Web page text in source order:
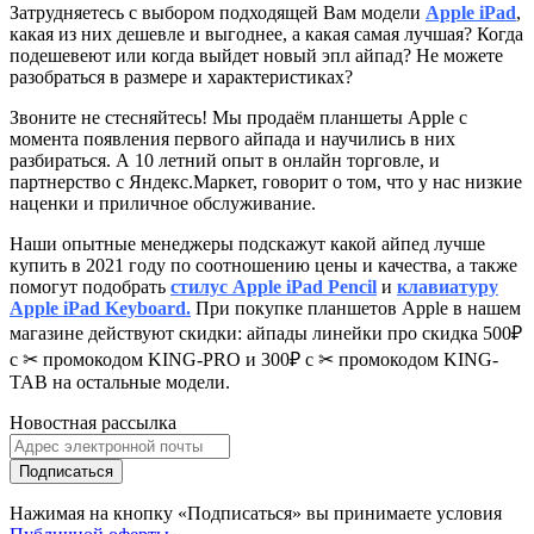
Затрудняетесь с выбором подходящей Вам модели Apple iPad,
какая из них дешевле и выгоднее, а какая самая лучшая? Когда
подешевеют или когда выйдет новый эпл айпад? Не можете
разобраться в размере и характеристиках?
Звоните не стесняйтесь! Мы продаём планшеты Apple с
момента появления первого айпада и научились в них
разбираться. А 10 летний опыт в онлайн торговле, и
партнерство с Яндекс.Маркет, говорит о том, что у нас низкие
наценки и приличное обслуживание.
Наши опытные менеджеры подскажут какой айпед лучше
купить в 2021 году по соотношению цены и качества, а также
помогут подобрать стилус Apple iPad Pencil и клавиатуру
Apple iPad Keyboard. При покупке планшетов Apple в нашем
магазине действуют скидки: айпады линейки про скидка 500₽
с ✂ промокодом KING-PRO и 300₽ с ✂ промокодом KING-
TAB на остальные модели.
Новостная рассылка
Подписаться
Нажимая на кнопку «Подписаться» вы принимаете условия